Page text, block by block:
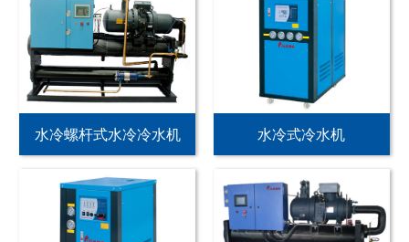
水冷螺杆式水冷冷水机 水冷式冷水机